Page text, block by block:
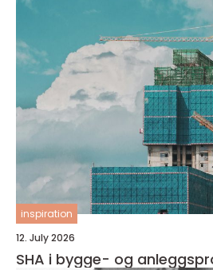
inspiration
12. July 2026
SHA i bygge- og